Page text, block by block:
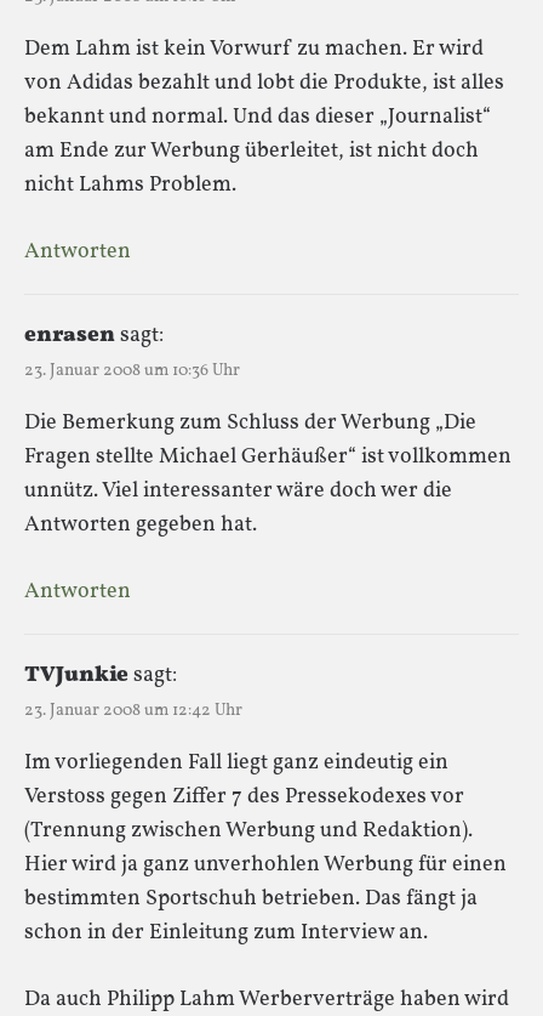
Dem Lahm ist kein Vorwurf zu machen. Er wird
von Adidas bezahlt und lobt die Produkte, ist alles
bekannt und normal. Und das dieser „Journalist“
am Ende zur Werbung überleitet, ist nicht doch
nicht Lahms Problem.
Antworten
enrasensagt:
23. Januar 2008 um 10:36 Uhr
Die Bemerkung zum Schluss der Werbung „Die
Fragen stellte Michael Gerhäußer“ ist vollkommen
unnütz. Viel interessanter wäre doch wer die
Antworten gegeben hat.
Antworten
TVJunkiesagt:
23. Januar 2008 um 12:42 Uhr
Im vorliegenden Fall liegt ganz eindeutig ein
Verstoss gegen Ziffer 7 des Pressekodexes vor
(Trennung zwischen Werbung und Redaktion).
Hier wird ja ganz unverhohlen Werbung für einen
bestimmten Sportschuh betrieben. Das fängt ja
schon in der Einleitung zum Interview an.
Da auch Philipp Lahm Werberverträge haben wird